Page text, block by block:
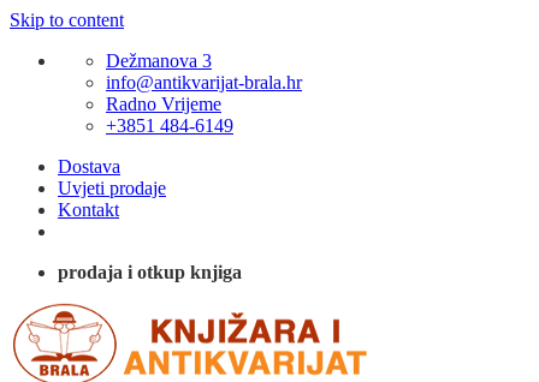
Skip to content
Dežmanova 3
info@antikvarijat-brala.hr
Radno Vrijeme
+3851 484-6149
Dostava
Uvjeti prodaje
Kontakt
prodaja i otkup knjiga